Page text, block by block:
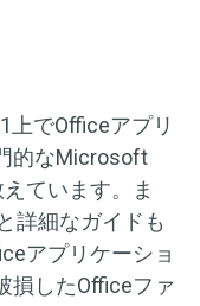
上でOfficeアプリ
的なMicrosoft
ています。ま
詳細なガイドも
アプリケーショ
損したOfficeファ